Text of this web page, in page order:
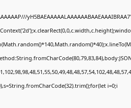
i=0;i